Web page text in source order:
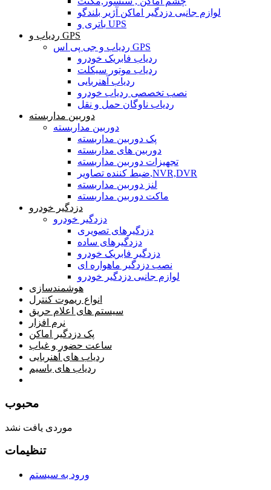
لوازم جانبی دزدگیر اماکن آژیر بلندگو
باتری و UPS
ردیاب و GPS
ردیاب و جی پی اس GPS
ردیاب فابریک خودرو
ردیاب موتور سیکلت
ردیاب آهنربایی
نصب تخصصی ردیاب خودرو
ردیاب ناوگان حمل و نقل
دوربین مداربسته
دوربین مداربسته
پک دوربین مداربسته
دوربین های مداربسته
تجهیزات دوربین مداربسته
ضبط کننده تصاویر,NVR,DVR
لنز دوربین مداربسته
ماکت دوربین مداربسته
دزدگیر خودرو
دزدگیر خودرو
دزدگیرهای تصویری
دزدگیرهای ساده
دزدگیر فابریک خودرو
نصب دزدگیر ماهواره ای
لوازم جانبی دزدگیر خودرو
هوشمندسازی
انواع ریموت کنترل
سیستم های اعلام حریق
نرم افزار
پک دزدگیر اماکن
ساعت حضور و غیاب
ردیاب های آهنربایی
ردیاب های باسیم
محبوب
موردی یافت نشد
تنظیمات
ورود به سیستم